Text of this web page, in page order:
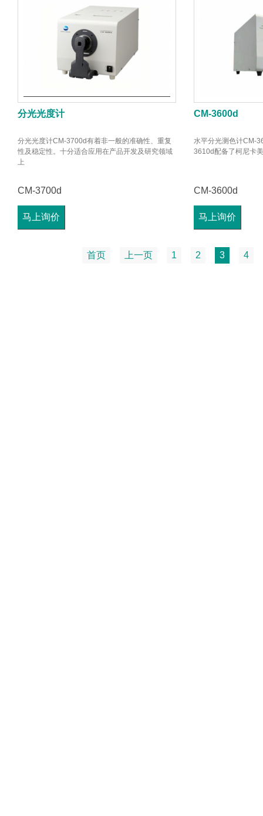
分光光度计
分光光度计CM-3700d有着非一般的准确性、重复
性及稳定性。十分适合应用在产品开发及研究领域
上
CM-3700d
马上询价
CM-3600d
水平分光测色计CM-
3610d配备了柯尼卡
CM-3600d
马上询价
首页 上一页 1 2 3 4